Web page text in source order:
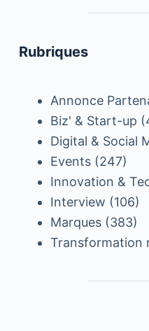
Rubriques
Annonce
Biz' & Start-up
Digital & Social
Events(247)
Innovation &
Interview (106)
Marques(383)
Transformation